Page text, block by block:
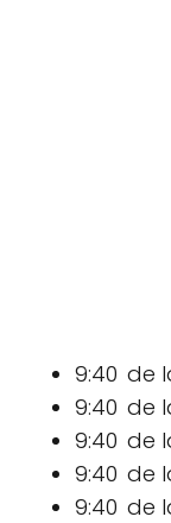
9:40 de
9:40 de
9:40 de
9:40 de
9:40 de